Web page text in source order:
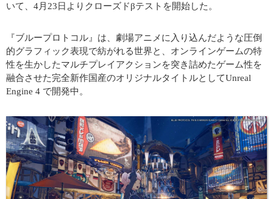
いて、4月23日よりクローズドβテストを開始した。
『ブループロトコル』は、劇場アニメに入り込んだような圧倒
的グラフィック表現で紡がれる世界と、オンラインゲームの特
性を生かしたマルチプレイアクションを突き詰めたゲーム性を
融合させた完全新作国産のオリジナルタイトルとしてUnreal
Engine 4 で開発中。